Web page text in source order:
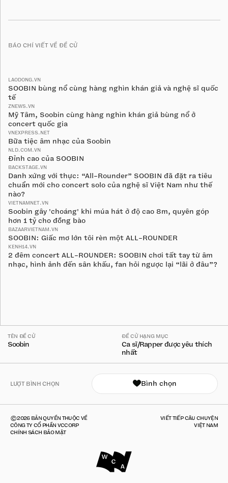
TÊN ĐỀ CỬ
Soobin
ĐỀ CỬ HẠNG MỤC
Ca sĩ/Rapper được yêu thích
nhất
LƯỢT BÌNH CHỌN Bình chọn
BÁO CHÍ VIẾT VỀ ĐỀ CỬ
LAODONG.VN
SOOBIN bùng nổ cùng hàng nghìn khán giả và nghệ sĩ quốc
tế
ZNEWS.VN
Mỹ Tâm, Soobin cùng hàng nghìn khán giả bùng nổ ở
concert quốc gia
VNEXPRESS.NET
Bữa tiệc âm nhạc của Soobin
NLD.COM.VN
Đỉnh cao của SOOBIN
BACKSTAGE.VN
Danh xứng với thực: “All-Rounder” SOOBIN đã đặt ra tiêu
chuẩn mới cho concert solo của nghệ sĩ Việt Nam như thế
nào?
VIETNAMNET.VN
Soobin gây 'choáng' khi múa hát ở độ cao 8m, quyên góp
hơn 1 tỷ cho đồng bào
BAZAARVIETNAM.VN
SOOBIN: Giấc mơ lớn tôi rèn một ALL-ROUNDER
KENH14.VN
2 đêm concert ALL-ROUNDER: SOOBIN chơi tất tay từ âm
nhạc, hình ảnh đến sân khấu, fan hỏi ngược lại “lãi ở đâu”?
©2026 BẢN QUYỀN THUỘC VỀ
CÔNG TY CỔ PHẦN VCCORP
CHÍNH SÁCH BẢO MẬT
VIẾT TIẾP CÂU CHUYỆN
VIỆT NAM